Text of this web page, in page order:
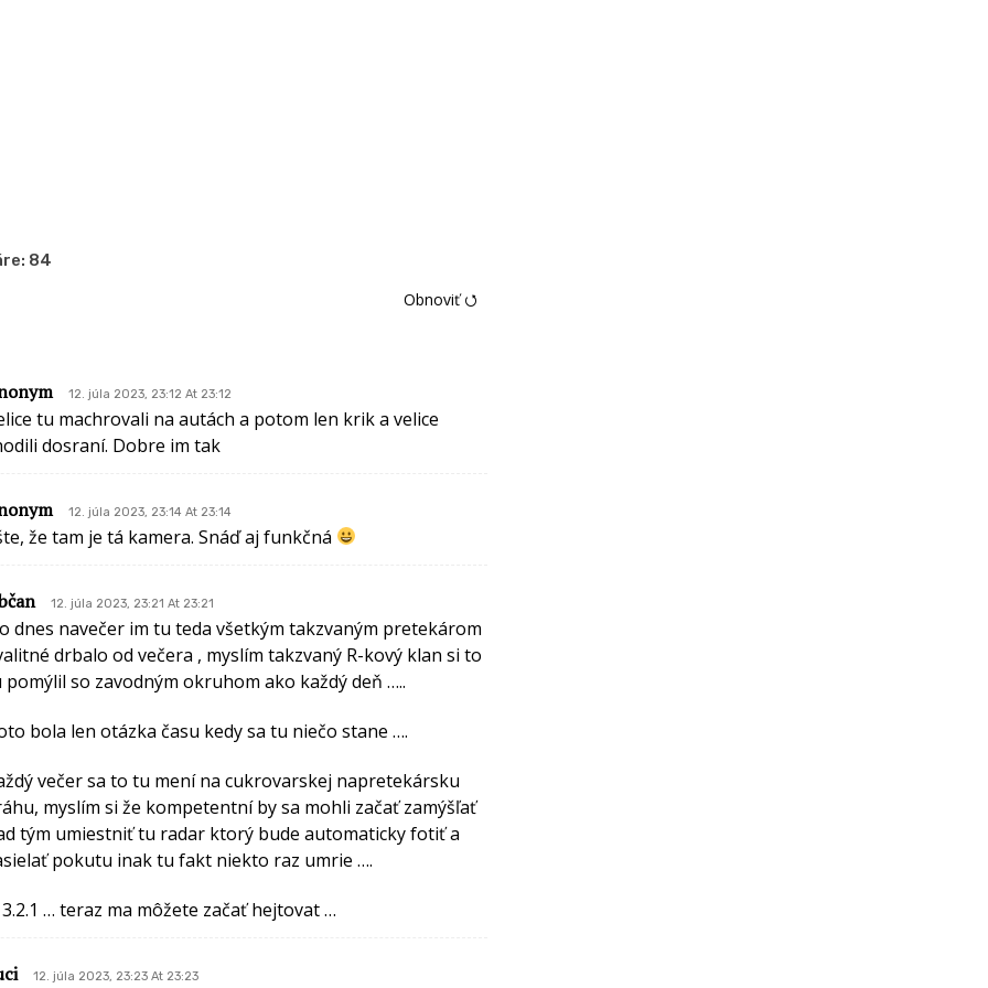
84
Obnoviť ⭯
12. júla 2023, 23:12 At 23:12
tu machrovali na autách a potom len krik a velice
dosraní. Dobre im tak
12. júla 2023, 23:14 At 23:14
že tam je tá kamera. Snáď aj funkčná
12. júla 2023, 23:21 At 23:21
dnes navečer im tu teda všetkým takzvaným pretekárom
drbalo od večera , myslím takzvaný R-kový klan si to
pomýlil so zavodným okruhom ako každý deň …..
bola len otázka času kedy sa tu niečo stane ….
večer sa to tu mení na cukrovarskej napretekársku
myslím si že kompetentní by sa mohli začať zamýšľať
tým umiestniť tu radar ktorý bude automaticky fotiť a
pokutu inak tu fakt niekto raz umrie ….
… teraz ma môžete začať hejtovat …
12. júla 2023, 23:23 At 23:23